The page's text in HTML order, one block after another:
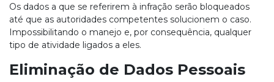
Os dados a que se referirem à infração serão bloqueados
até que as autoridades competentes solucionem o caso.
Impossibilitando o manejo e, por consequência, qualquer
tipo de atividade ligados a eles.
Eliminação de Dados Pessoais